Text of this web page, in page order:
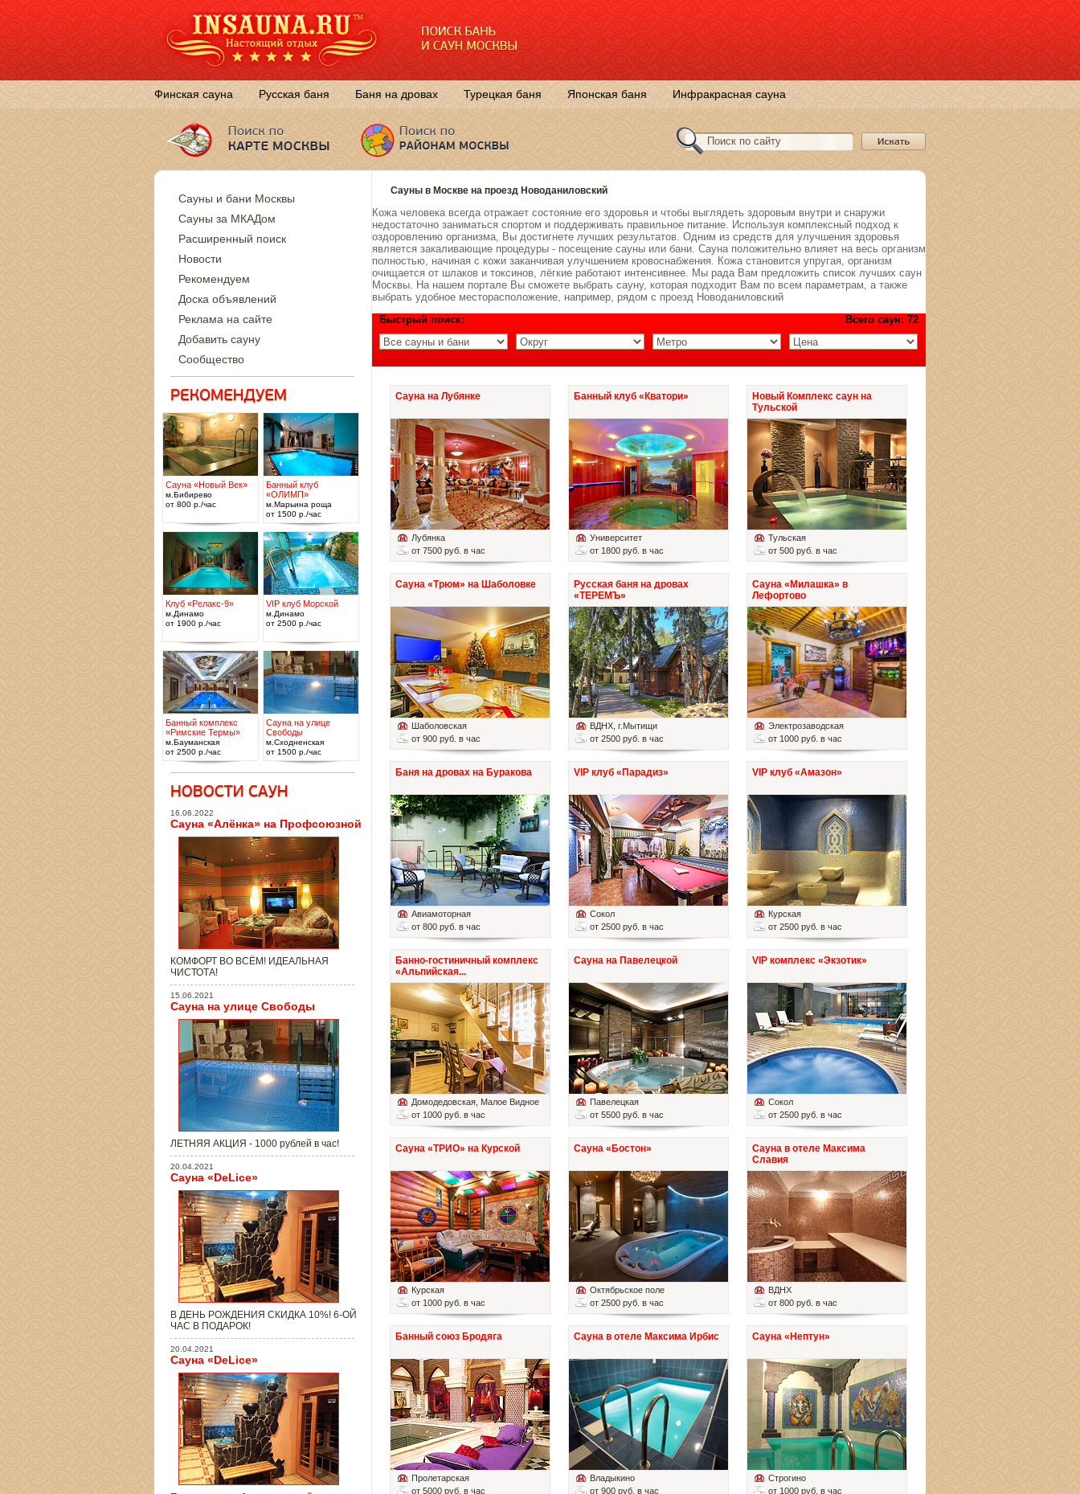
Финская сауна Русская баня Баня на дровах Турецкая баня Японская баня Инфракрасная сауна
Сауны в Москве на проезд Новоданиловский
Кожа человека всегда отражает состояние его здоровья и чтобы выглядеть здоровым внутри и снаружи
недостаточно заниматься спортом и поддерживать правильное питание. Используя комплексный подход к
оздоровлению организма, Вы достигнете лучших результатов. Одним из средств для улучшения здоровья
является закаливающие процедуры - посещение сауны или бани. Сауна положительно влияет на весь организм
полностью, начиная с кожи заканчивая улучшением кровоснабжения. Кожа становится упругая, организм
очищается от шлаков и токсинов, лёгкие работают интенсивнее. Мы рада Вам предложить список лучших саун
Москвы. На нашем портале Вы сможете выбрать сауну, которая подходит Вам по всем параметрам, а также
выбрать удобное месторасположение, например, рядом с проезд Новоданиловский
Всего саун: 72
Быстрый поиск:
Сауна на Лубянке
Лубянка
от 7500 руб. в час
Банный клуб «Кватори»
Университет
от 1800 руб. в час
Новый Комплекс саун на
Тульской
Тульская
от 500 руб. в час
Сауна «Трюм» на Шаболовке
Шаболовская
от 900 руб. в час
Русская баня на дровах
«ТЕРЕМЪ»
ВДНХ , г.Мытищи
от 2500 руб. в час
Сауна «Милашка» в
Лефортово
Электрозаводская
от 1000 руб. в час
Баня на дровах на Буракова
Авиамоторная
от 800 руб. в час
VIP клуб «Парадиз»
Сокол
от 2500 руб. в час
VIP клуб «Амазон»
Курская
от 2500 руб. в час
Банно-гостиничный комплекс
«Альпийская...
Домодедовская , Малое Видное
от 1000 руб. в час
Сауна на Павелецкой
Павелецкая
от 5500 руб. в час
VIP комплекс «Экзотик»
Сокол
от 2500 руб. в час
Сауна «ТРИО» на Курской
Курская
от 1000 руб. в час
Сауна «Бостон»
Октябрьское поле
от 2500 руб. в час
Сауна в отеле Максима
Славия
ВДНХ
от 800 руб. в час
Банный союз Бродяга
Пролетарская
от 5000 руб. в час
Сауна в отеле Максима Ирбис
Владыкино
от 900 руб. в час
Сауна «Нептун»
Строгино
от 1000 руб. в час
Сауны и бани Москвы
Сауны за МКАДом
Расширенный поиск
Новости
Рекомендуем
Доска объявлений
Реклама на сайте
Добавить сауну
Сообщество
Сауна «Новый Век»
м.Бибирево
от 800 р./час
Банный клуб
«ОЛИМП»
м.Марьина роща
от 1500 р./час
Клуб «Релакс-9»
м.Динамо
от 1900 р./час
VIP клуб Морской
м.Динамо
от 2500 р./час
Банный комплекс
«Римские Термы»
м.Бауманская
от 2500 р./час
Сауна на улице
Свободы
м.Сходненская
от 1500 р./час
16.06.2022
Сауна «Алёнка» на Профсоюзной
КОМФОРТ ВО ВСЁМ! ИДЕАЛЬНАЯ
ЧИСТОТА!
15.06.2021
Сауна на улице Свободы
ЛЕТНЯЯ АКЦИЯ - 1000 рублей в час!
20.04.2021
Сауна «DeLice»
В ДЕНЬ РОЖДЕНИЯ СКИДКА 10%! 6-ОЙ
ЧАС В ПОДАРОК!
20.04.2021
Сауна «DeLice»